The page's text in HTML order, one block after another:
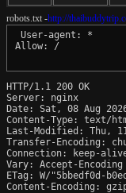
robots.txt -http://
User-agent: *
Allow: /
HTTP/1.1 200 OK
Server: nginx
Date: Sat, 08 Aug
Content-Type: text/
Last-Modified: Thu,
Transfer-Encoding:
Connection: keep-
Vary: Accept-Encoding
ETag: W/"5bbedf0d-
Content-Encoding: